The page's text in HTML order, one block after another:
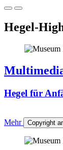
Hegel-
Hegel für
Mehr Copyright